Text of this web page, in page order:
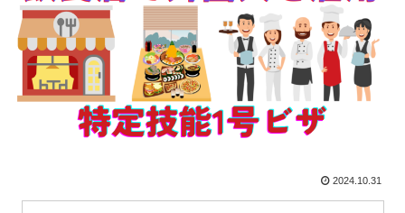
2024.10.31